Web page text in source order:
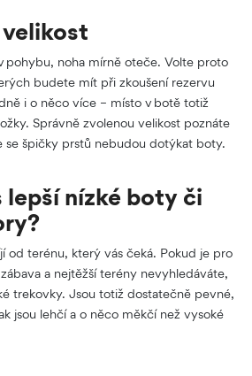
pohybu, noha mírně oteče. Volte proto
budete mít při zkoušení rezervu
i o něco více – místo v botě totiž
Správně zvolenou velikost poznáte
se špičky prstů nebudou dotýkat boty.
lepší nízké boty či
od terénu, který vás čeká. Pokud je pro
a nejtěžší terény nevyhledáváte,
trekovky. Jsou totiž dostatečně pevné,
jsou lehčí a o něco měkčí než vysoké